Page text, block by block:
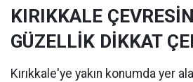
KIRIKKALE
GÜZELLİK DİKKAT
Kırıkkale'ye yakın konumda yer